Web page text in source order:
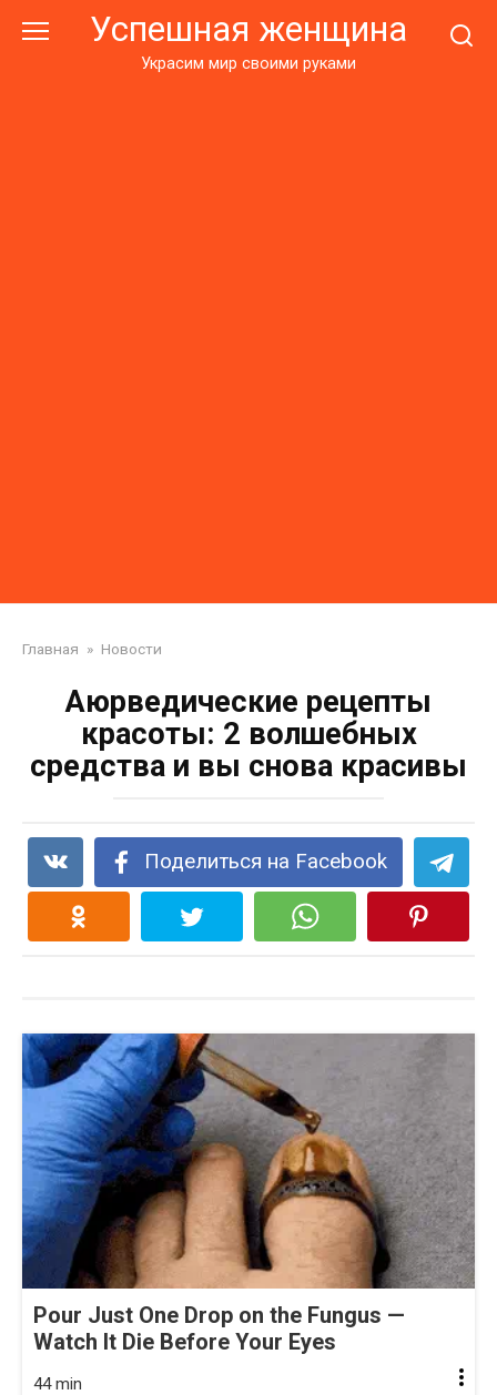
Успешная женщина
Украсим мир своими руками
Главная » Новости
Аюрведические рецепты
красоты: 2 волшебных
средства и вы снова красивы
Поделиться на Facebook
Pour Just One Drop on the Fungus —
Watch It Die Before Your Eyes
44 min